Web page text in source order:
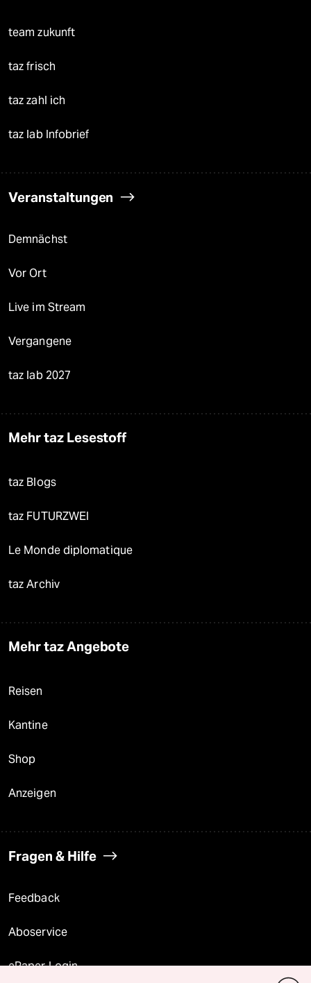
team zukunft
taz frisch
taz zahl ich
taz lab Infobrief
Veranstaltungen
Demnächst
Vor Ort
Live im Stream
Vergangene
taz lab 2027
Mehr taz Lesestoff
taz Blogs
taz FUTURZWEI
Le Monde diplomatique
taz Archiv
Mehr taz Angebote
Reisen
Kantine
Shop
Anzeigen
Fragen & Hilfe
Feedback
Aboservice
ePaper Login